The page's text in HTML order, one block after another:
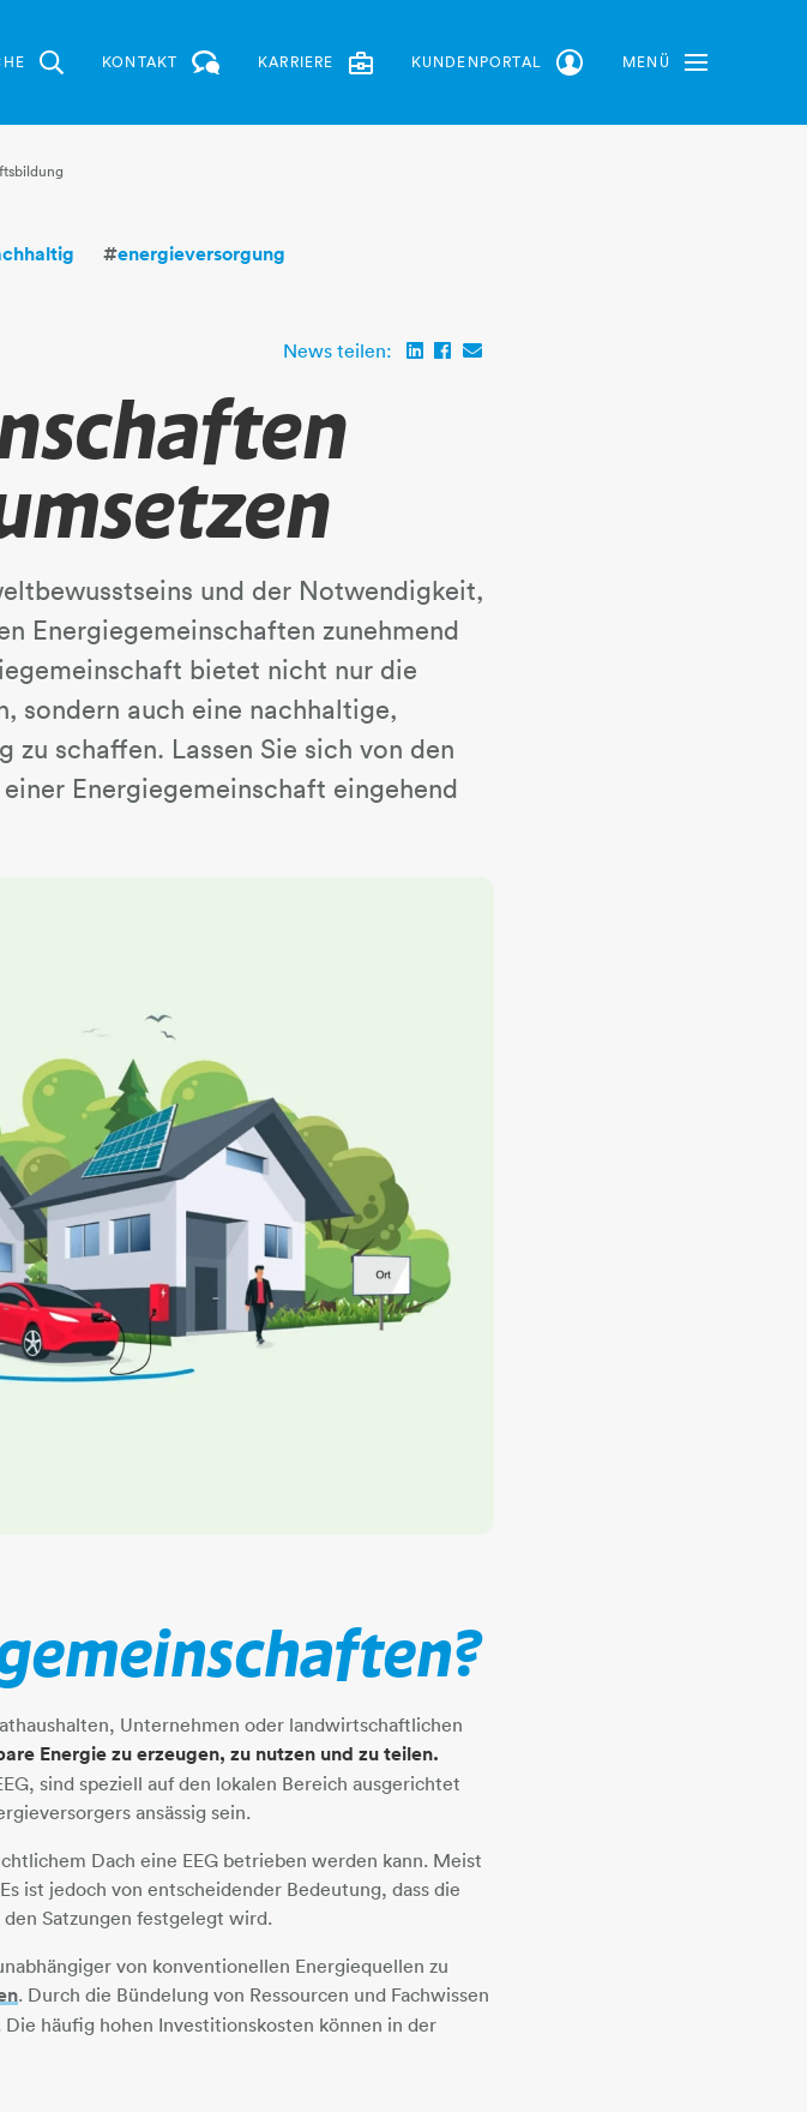
KONTAKT KARRIERE KUNDENPORTAL MENÜ
Toggle Navbar
#energieversorgung
News teilen:
und der Notwendigkeit,
Energiegemeinschaften zunehmend
bietet nicht nur die
sondern auch eine nachhaltige,
schaffen. Lassen Sie sich von den
Energiegemeinschaft eingehend
Unternehmen oder landwirtschaftlichen
Energie zu erzeugen, zu nutzen und zu teilen.
sind speziell auf den lokalen Bereich ausgerichtet
ansässig sein.
Dach eine EEG betrieben werden kann. Meist
ist jedoch von entscheidender Bedeutung, dass die
Satzungen festgelegt wird.
von konventionellen Energiequellen zu
​​​​​​​. Durch die Bündelung von Ressourcen und Fachwissen
häufig hohen Investitionskosten können in der